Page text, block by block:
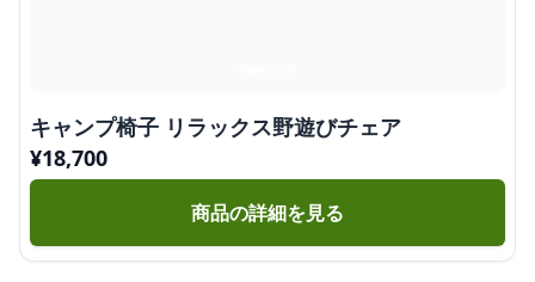
キャンプ椅子 リラックス野遊びチェア
¥18,700
商品の詳細を見る